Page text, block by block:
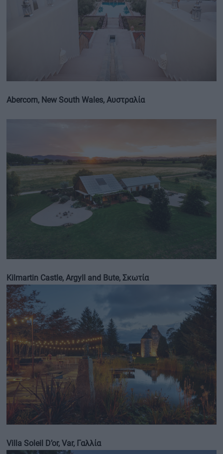
Abercorn, New South Wales, Αυστραλία
Kilmartin Castle, Argyll and Bute, Σκωτία
Villa Soleil D’or, Var, Γαλλία